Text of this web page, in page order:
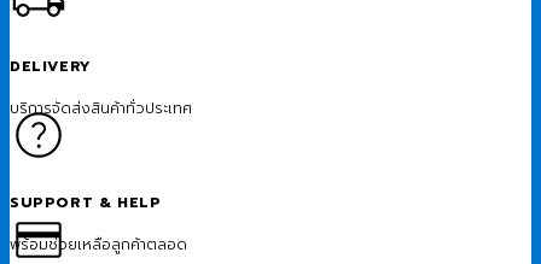
DELIVERY
บริการจัดส่งสินค้าทั่วประเทศ
SUPPORT & HELP
พร้อมช่วยเหลือลูกค้าตลอด